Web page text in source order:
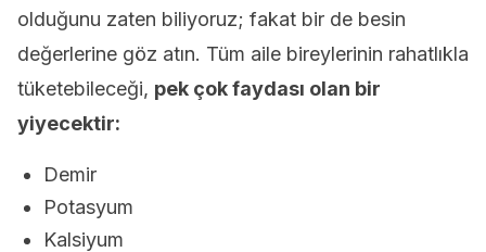
olduğunu zaten biliyoruz; fakat bir de besin
değerlerine göz atın. Tüm aile bireylerinin rahatlıkla
tüketebileceği, pek çok faydası olan bir
yiyecektir:
Demir
Potasyum
Kalsiyum